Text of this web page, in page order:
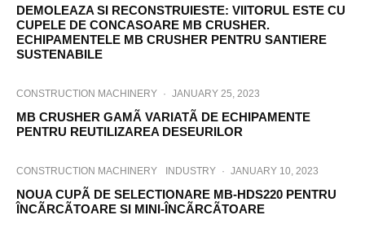
DEMOLEAZA SI RECONSTRUIESTE: VIITORUL ESTE CU
CUPELE DE CONCASOARE MB CRUSHER.
ECHIPAMENTELE MB CRUSHER PENTRU SANTIERE
SUSTENABILE
CONSTRUCTION MACHINERY · JANUARY 25, 2023
MB CRUSHER GAMÃ VARIATÃ DE ECHIPAMENTE
PENTRU REUTILIZAREA DESEURILOR
CONSTRUCTION MACHINERY INDUSTRY · JANUARY 10, 2023
NOUA CUPÃ DE SELECTIONARE MB-HDS220 PENTRU
ÎNCÃRCÃTOARE SI MINI-ÎNCÃRCÃTOARE